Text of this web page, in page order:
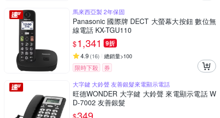
馬來西亞製 2年保固
Panasonic 國際牌 DECT 大螢幕大按鈕 數位無
線電話 KX-TGU110
$1,341 9折
4.9 (16) 總銷量>100
限時下殺
券
大字鍵 大鈴聲 友善銀髮來電顯示電話
旺德WONDER 大字鍵 大鈴聲 來電顯示電話 W
D-7002 友善銀髮